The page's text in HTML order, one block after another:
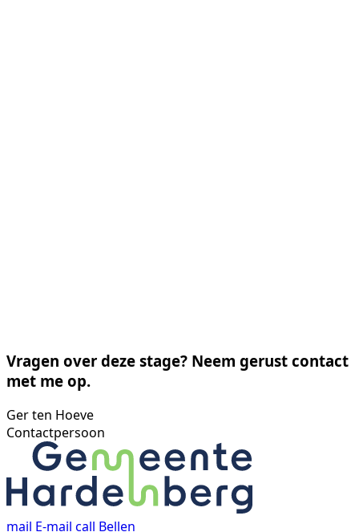
Vragen over deze stage? Neem gerust contact
met me op.
Ger ten Hoeve
Contactpersoon
mail E-mail call Bellen